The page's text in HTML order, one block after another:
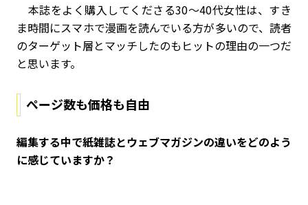
本誌をよく購入してくださる30～40代女性は、すき
ま時間にスマホで漫画を読んでいる方が多いので、読者
のターゲット層とマッチしたのもヒットの理由の一つだ
と思います。
ページ数も価格も自由
――編集する中で紙雑誌とウェブマガジンの違いをどのよう
に感じていますか？